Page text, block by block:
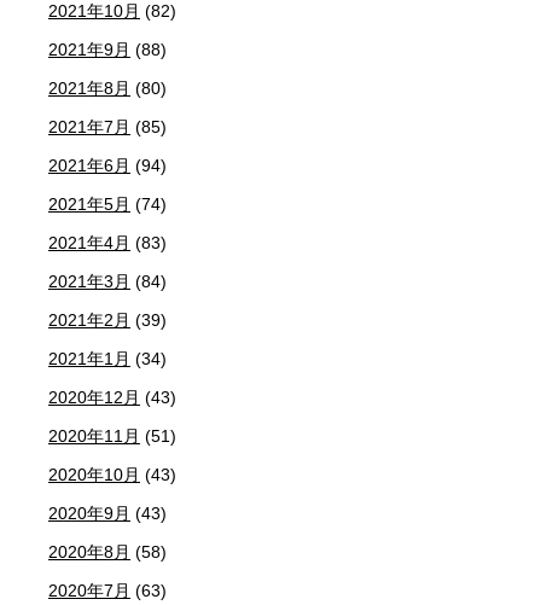
2021年10月 (82)
2021年9月 (88)
2021年8月 (80)
2021年7月 (85)
2021年6月 (94)
2021年5月 (74)
2021年4月 (83)
2021年3月 (84)
2021年2月 (39)
2021年1月 (34)
2020年12月 (43)
2020年11月 (51)
2020年10月 (43)
2020年9月 (43)
2020年8月 (58)
2020年7月 (63)